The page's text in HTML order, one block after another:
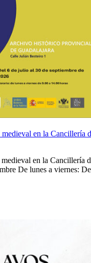
en la Cancillería
en la Cancillería
De lunes a viernes: De